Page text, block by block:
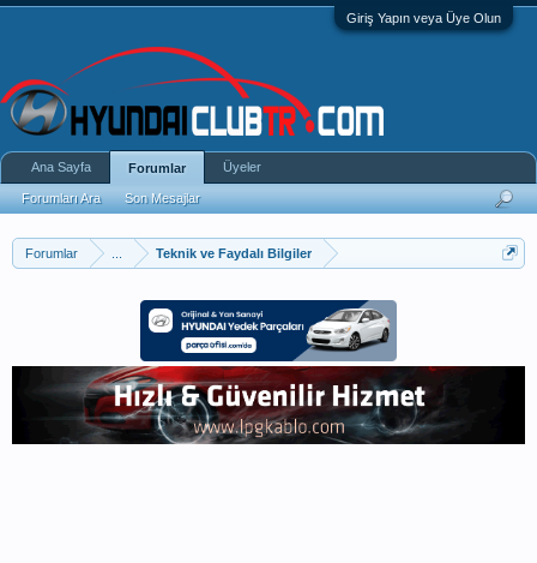
Giriş Yapın veya Üye Olun
Forumlar Teknik ve Faydalı Bilgiler
Ana Sayfa Forumlar
Forumları Ara Son Mesajlar
Üyeler